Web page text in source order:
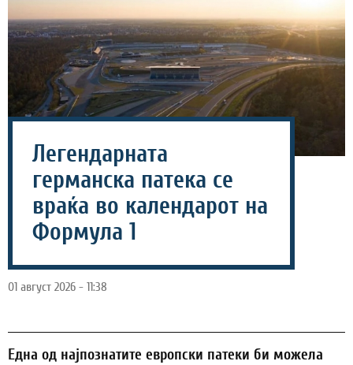
Легендарната
германска патека се
враќа во календарот на
Формула 1
01 август 2026 - 11:38
Една од најпознатите европски патеки би можела